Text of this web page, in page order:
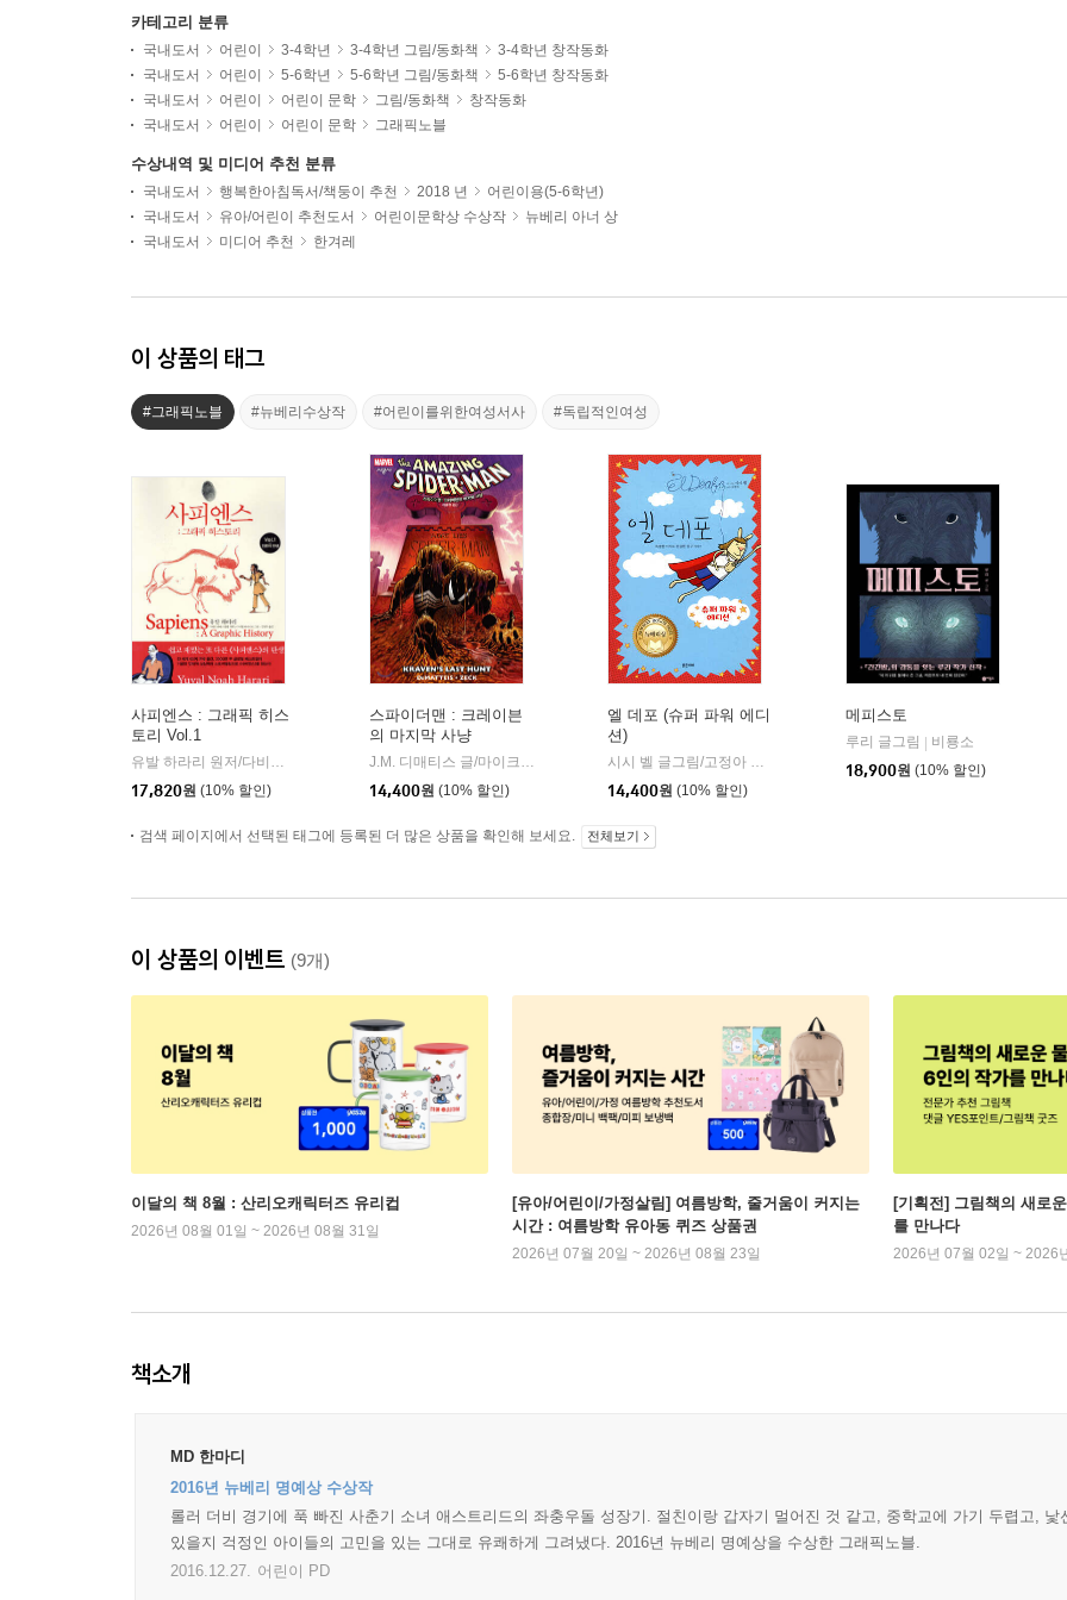
카테고리 분류
국내도서 어린이 3-4학년 3-4학년 그림/동화책
3-4학년 창작동화
국내도서
어린이 5-6학년 5-6학년 그림/동화책
5-6학년 창작동화
국내도서
어린이 어린이 문학 그림/동화책
창작동화
국내도서
어린이 어린이 문학 그래픽노블
수상내역 및 미디어 추천 분류
국내도서 행복한아침독서/책둥이 추천 2018 년
어린이용(5-6학년)
국내도서
유아/어린이 추천도서 어린이문학상 수상작
뉴베리 아너 상
국내도서
미디어 추천 한겨레
이 상품의 태그
#그래픽노블 #뉴베리수상작 #어린이를위한여성서사 #독립적인여성
사피엔스 : 그래픽 히스
토리 Vol.1
유발 하라리 원저/다비드 반데르묄렝 각색/다니엘 카사나브 그림/김명주 역
김영사
17,820원 (10% 할인)
스파이더맨 : 크레이븐
의 마지막 사냥
J.M. 디매티스 글/마이크 제크 그림/이규원 역
시공사
14,400원 (10% 할인)
엘 데포 (슈퍼 파워 에디
션)
시시 벨 글그림/고정아 역
14,400원 (10% 할인)
메피스토
루리 글그림
비룡소
18,900원 (10% 할인)
검색 페이지에서 선택된 태그에 등록된 더 많은 상품을 확인해 보세요. 전체보기
이 상품의 이벤트 (9개)
이달의 책 8월 : 산리오캐릭터즈 유리컵
2026년 08월 01일 ~ 2026년 08월 31일
[유아/어린이/가정살림] 여름방학, 줄거움이 커지는
시간 : 여름방학 유아동 퀴즈 상품권
2026년 07월 20일 ~ 2026년 08월 23일
[기획전] 그림책의 새로
를 만나다
2026년 07월 02일 ~ 2026
책소개
MD 한마디
2016년 뉴베리 명예상 수상작
롤러 더비 경기에 푹 빠진 사춘기 소녀 애스트리드의 좌충우돌 성장기. 절친이랑 갑자기 멀어진 것 같고, 중학교에 가기 두렵고, 낯
있을지 걱정인 아이들의 고민을 있는 그대로 유쾌하게 그려냈다. 2016년 뉴베리 명예상을 수상한 그래픽노블.
2016.12.27. 어린이 PD